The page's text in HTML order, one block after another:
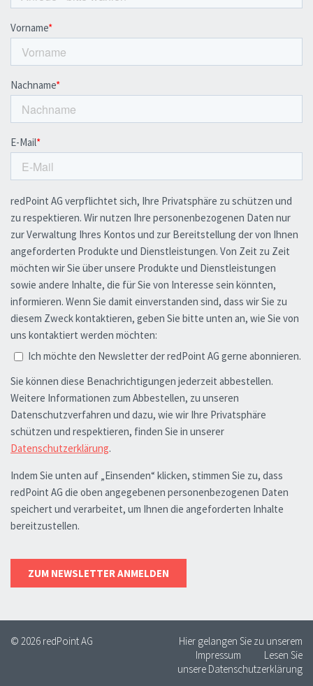
© 2026 redPoint AG
Hier gelangen Sie zu unserem
Impressum
Lesen Sie
unsere Datenschutzerklärung